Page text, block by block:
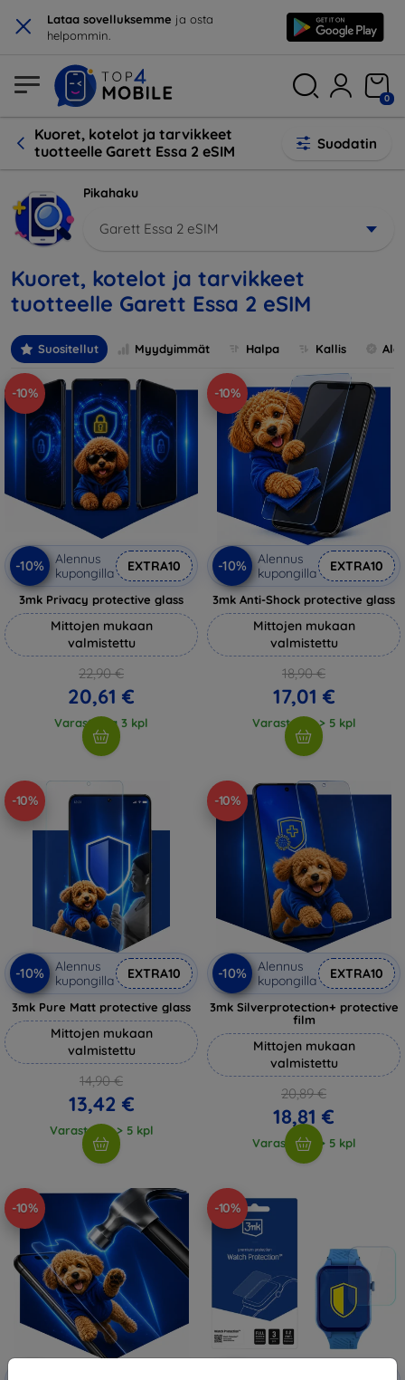
× Lataa sovelluksemme ja osta
helpommin.
0
Kuoret, kotelot ja tarvikkeet
tuotteelle Garett Essa 2 eSIM
Suodatin
Pikahaku
Garett Essa 2 eSIM
Kuoret, kotelot ja tarvikkeet
tuotteelle Garett Essa 2 eSIM
Suositellut Myydyimmät Halpa Kallis
-10%
-10%
Alennus
kupongilla
EXTRA10
3mk Privacy protective glass
Mittojen mukaan
valmistettu
22,90 €
20,61 €
Varastossa 3 kpl
-10%
-10%
Alennus
kupongilla
EXTRA10
3mk Anti-Shock protective glass
Mittojen mukaan
valmistettu
18,90 €
17,01 €
Varastossa > 5 kpl
-10%
-10%
Alennus
kupongilla
EXTRA10
3mk Pure Matt protective glass
Mittojen mukaan
valmistettu
14,90 €
13,42 €
Varastossa > 5 kpl
-10%
-10%
Alennus
kupongilla
EXTRA10
3mk Silverprotection+ protective
film
Mittojen mukaan
valmistettu
20,89 €
18,81 €
Varastossa > 5 kpl
-10% -10%